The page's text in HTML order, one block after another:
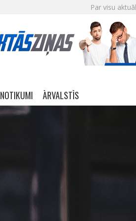
Par visu
NOTIKUMI ĀRVALSTĪS